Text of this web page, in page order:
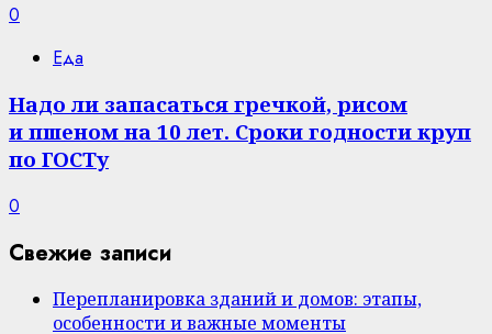
0
Еда
Надо ли запасаться гречкой, рисом
и пшеном на 10 лет. Сроки годности круп
по ГОСТу
0
Свежие записи
Перепланировка зданий и домов: этапы,
особенности и важные моменты